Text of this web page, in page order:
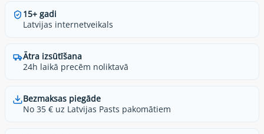
15+ gadi
Latvijas internetveikals
Ātra izsūtīšana
24h laikā precēm noliktavā
Bezmaksas piegāde
No 35 € uz Latvijas Pasts pakomātiem